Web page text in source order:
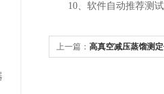
10、软件自动推荐测试
上一篇： 高真空减压蒸馏测